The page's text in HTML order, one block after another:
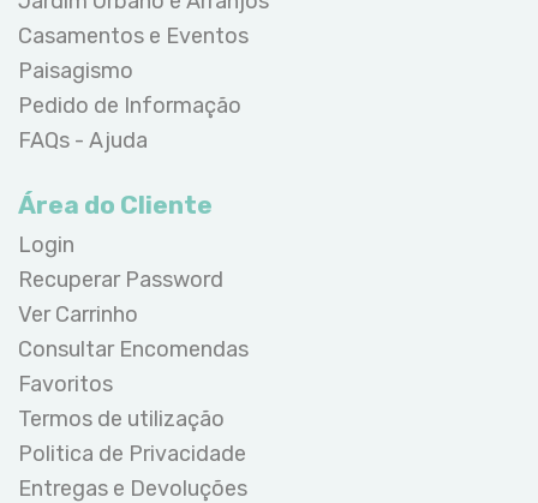
Casamentos e Eventos
Paisagismo
Pedido de Informação
FAQs - Ajuda
Área do Cliente
Login
Recuperar Password
Ver Carrinho
Consultar Encomendas
Favoritos
Termos de utilização
Politica de Privacidade
Entregas e Devoluções